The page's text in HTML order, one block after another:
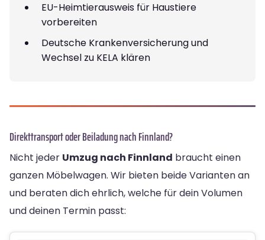
EU-Heimtierausweis für Haustiere
vorbereiten
Deutsche Krankenversicherung und
Wechsel zu KELA klären
Direkttransport oder Beiladung nach Finnland?
Nicht jeder Umzug nach Finnland braucht einen
ganzen Möbelwagen. Wir bieten beide Varianten an
und beraten dich ehrlich, welche für dein Volumen
und deinen Termin passt: